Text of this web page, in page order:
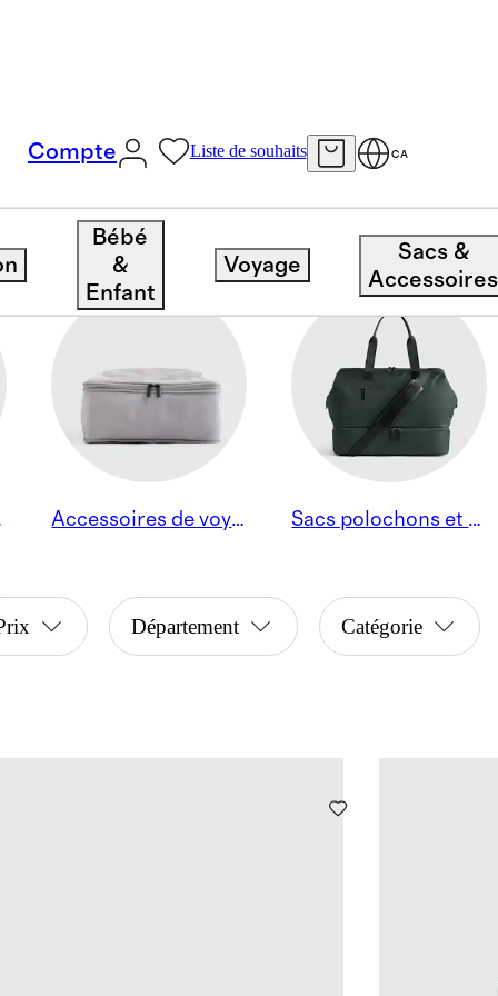
Compte Liste de souhaits CA
Bébé
&
Enfant
Voyage
Sacs &
Accessoires
Accessoires de voyage Sacs polochons et fourre-tout
Département Catégorie